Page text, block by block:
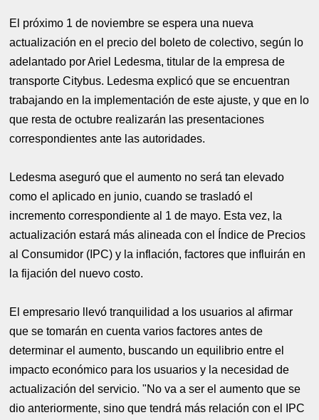
El próximo 1 de noviembre se espera una nueva
actualización en el precio del boleto de colectivo, según lo
adelantado por Ariel Ledesma, titular de la empresa de
transporte Citybus. Ledesma explicó que se encuentran
trabajando en la implementación de este ajuste, y que en lo
que resta de octubre realizarán las presentaciones
correspondientes ante las autoridades.
Ledesma aseguró que el aumento no será tan elevado
como el aplicado en junio, cuando se trasladó el
incremento correspondiente al 1 de mayo. Esta vez, la
actualización estará más alineada con el Índice de Precios
al Consumidor (IPC) y la inflación, factores que influirán en
la fijación del nuevo costo.
El empresario llevó tranquilidad a los usuarios al afirmar
que se tomarán en cuenta varios factores antes de
determinar el aumento, buscando un equilibrio entre el
impacto económico para los usuarios y la necesidad de
actualización del servicio. "No va a ser el aumento que se
dio anteriormente, sino que tendrá más relación con el IPC